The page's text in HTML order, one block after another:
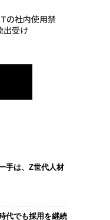
の社内使用禁
受け
手は、Z世代人材
代でも採用を継続